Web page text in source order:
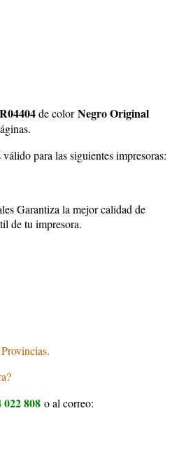
de colorNegro Original
válido para las siguientes impresoras:
Garantiza la mejor calidad de
de tu impresora.
808 o al correo: